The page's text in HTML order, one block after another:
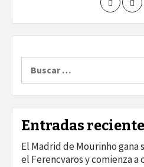
Entradas
El Madrid de Mourinho
el Ferencvaros y comienza a